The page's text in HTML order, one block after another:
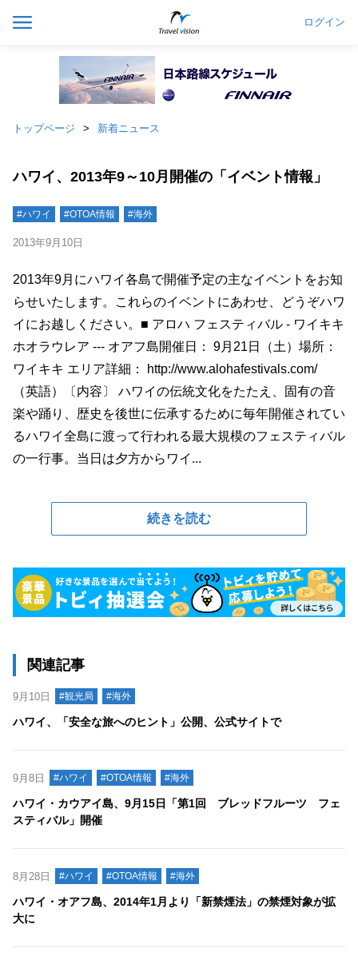
ログイン
トップページ 新着ニュース
ハワイ、2013年9～10月開催の「イベント情報」
#ハワイ #OTOA情報 #海外
2013年9月10日
2013年9月にハワイ各島で開催予定の主なイベントをお知
らせいたします。これらのイベントにあわせ、どうぞハワ
イにお越しください。■ アロハ フェスティバル - ワイキキ
ホオラウレア --- オアフ島開催日： 9月21日（土）場所：
ワイキキ エリア詳細： http://www.alohafestivals.com/
（英語）〔内容〕 ハワイの伝統文化をたたえ、固有の音
楽や踊り、歴史を後世に伝承するために毎年開催されてい
るハワイ全島に渡って行われる最大規模のフェスティバル
の一行事。当日は夕方からワイ...
続きを読む
関連記事
9月10日 #観光局 #海外
ハワイ、「安全な旅へのヒント」公開、公式サイトで
9月8日 #ハワイ #OTOA情報 #海外
ハワイ・カウアイ島、9月15日「第1回 ブレッドフルーツ フェ
スティバル」開催
8月28日 #ハワイ #OTOA情報 #海外
ハワイ・オアフ島、2014年1月より「新禁煙法」の禁煙対象が拡
大に